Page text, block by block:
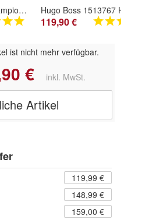
Hugo Boss Herren Champion Betrachten HB1513878
119,90 €
ist nicht mehr verfügbar.
€ inkl. MwSt.
Artikel
119,99 €
148,99 €
159,00 €